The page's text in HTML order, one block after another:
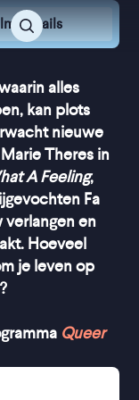
Details
alles
kan plots
nieuwe
Theres in
A Feeling,
Fa
en
Hoeveel
je leven op
Queer
Theres: